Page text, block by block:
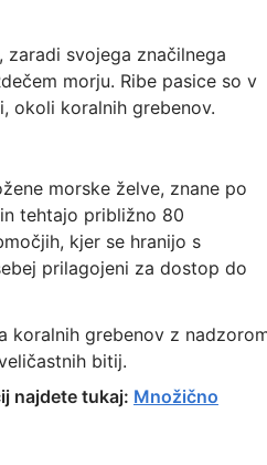
svojega značilnega
morju. Ribe pasice so v
okoli koralnih grebenov.
morske želve, znane po
tehtajo približno 80
kjer se hranijo s
prilagojeni za dostop do
koralnih grebenov z
bitij.
najdete tukaj: Množično